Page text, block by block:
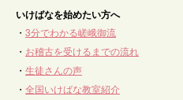
いけばなを始めたい方へ
・ 3分でわかる嵯峨御流
・ お稽古を受けるまでの流れ
・ 生徒さんの声
・ 全国いけばな教室紹介